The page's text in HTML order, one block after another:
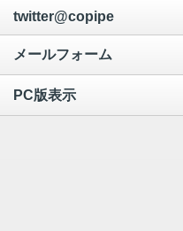
twitter@copipe
メールフォーム
PC版表示